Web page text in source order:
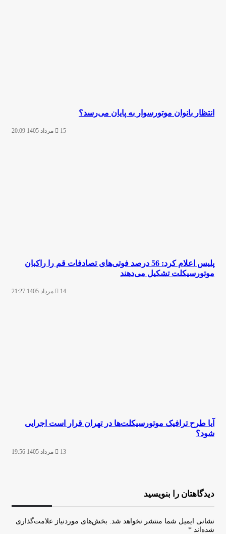
انتظار بانوان موتورسوار به پایان می‌رسد؟
15 مرداد 1405 20:09
پلیس اعلام کرد: 56 درصد فوتی‌های تصادفات قم را راکبان
موتورسیکلت تشکیل می‌دهند
14 مرداد 1405 21:27
آیا طرح ترافیک موتورسیکلت‌ها در تهران قرار است اجرایی
شود؟
13 مرداد 1405 19:56
دیدگاهتان را بنویسید
نشانی ایمیل شما منتشر نخواهد شد.
بخش‌های موردنیاز علامت‌گذاری
شده‌اند *